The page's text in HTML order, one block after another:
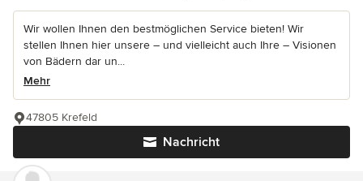
Wir wollen Ihnen den bestmöglichen Service bieten! Wir
stellen Ihnen hier unsere – und vielleicht auch Ihre – Visionen
von Bädern dar un...
Mehr
Nachricht
47805 Krefeld